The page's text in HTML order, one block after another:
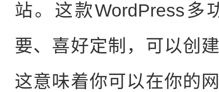
站。这款WordPress多
要、喜好定制，可以创
这意味着你可以在你的